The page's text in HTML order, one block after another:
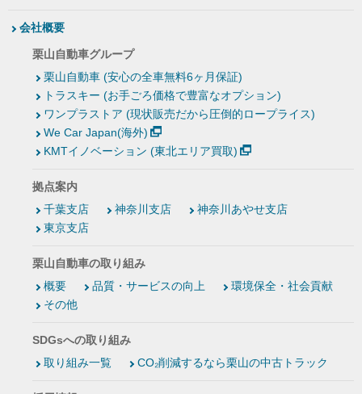
会社概要
栗山自動車グループ
栗山自動車 (安心の全車無料6ヶ月保証)
トラスキー (お手ごろ価格で豊富なオプション)
ワンプラストア (現状販売だから圧倒的ロープライス)
We Car Japan(海外)
KMTイノベーション (東北エリア買取)
拠点案内
千葉支店
神奈川支店
神奈川あやせ支店
東京支店
栗山自動車の取り組み
概要
品質・サービスの向上
環境保全・社会貢献
その他
SDGsへの取り組み
取り組み一覧
CO₂削減するなら栗山の中古トラック